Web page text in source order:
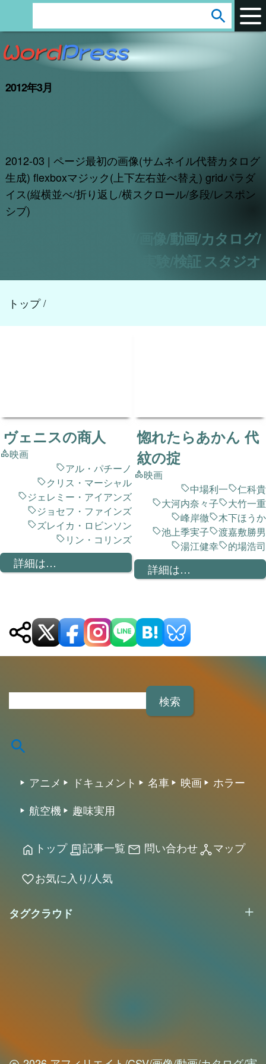
2012年3月
2012-03 | ページ最初の画像(サムネイル代替カタログ
生成) flexboxマジック(上下左右並べ替え) gridパラダ
イス(縦横並べ/折り返し/横スクロール/多段/レスポン
シブ)
アフィリエイト/CSV/画像/動画/カタログ/
実験/検証 スタジオ
e
a
c
arrow_circle_down
ヴェニスの商人
映画
アル・パチーノ
クリス・マーシャル
ジェレミー・アイアンズ
ジョセフ・ファインズ
ズレイカ・ロビンソン
リン・コリンズ
詳細は…
惚れたらあかん 代
紋の掟
映画
中場利一
仁科貴
大河内奈々子
大竹一重
峰岸徹
木下ほうか
池上季実子
渡嘉敷勝男
湯江健幸
的場浩司
詳細は…
トップ /
アニメ ドキュメント 名車 映画
ホラー
航空機
趣味実用
home トップreceipt_long記事一覧 mail 問い合わせnetwork_nodeマップ
favoriteお気に入り/人気
タグクラウド